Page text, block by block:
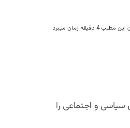
4 دقیقه زمان میبرد
و اجتماعی را